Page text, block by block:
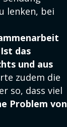
lenken, bei
Ist das
und aus
zudem die
so, dass viel
Problem von